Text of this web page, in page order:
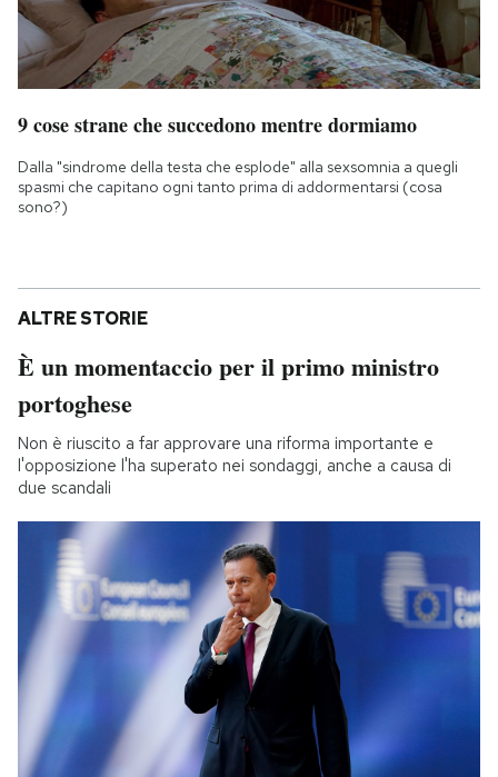
9 cose strane che succedono mentre dormiamo
Dalla "sindrome della testa che esplode" alla sexsomnia a quegli
spasmi che capitano ogni tanto prima di addormentarsi (cosa
sono?)
ALTRE STORIE
È un momentaccio per il primo ministro
portoghese
Non è riuscito a far approvare una riforma importante e
l'opposizione l'ha superato nei sondaggi, anche a causa di
due scandali